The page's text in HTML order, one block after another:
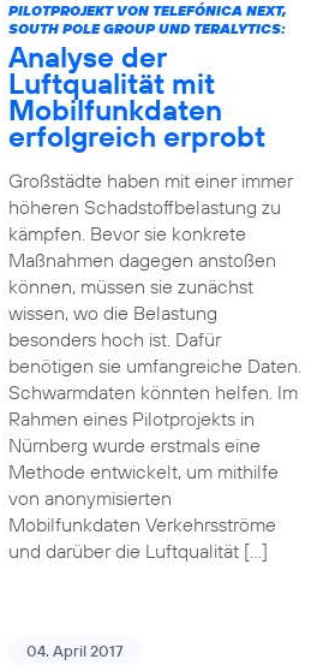
PILOTPROJEKT VON TELEFÓNICA NEXT,
SOUTH POLE GROUP UND TERALYTICS:
Analyse der
Luftqualität mit
Mobilfunkdaten
erfolgreich erprobt
Großstädte haben mit einer immer
höheren Schadstoffbelastung zu
kämpfen. Bevor sie konkrete
Maßnahmen dagegen anstoßen
können, müssen sie zunächst
wissen, wo die Belastung
besonders hoch ist. Dafür
benötigen sie umfangreiche Daten.
Schwarmdaten könnten helfen. Im
Rahmen eines Pilotprojekts in
Nürnberg wurde erstmals eine
Methode entwickelt, um mithilfe
von anonymisierten
Mobilfunkdaten Verkehrsströme
und darüber die Luftqualität […]
04. April 2017